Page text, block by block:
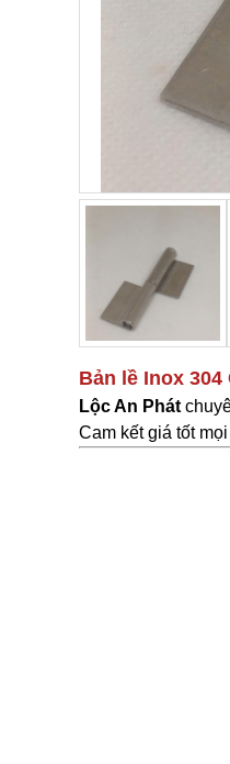
Bản lề Inox 304
Lộc An Phát c
Cam kết giá tốt